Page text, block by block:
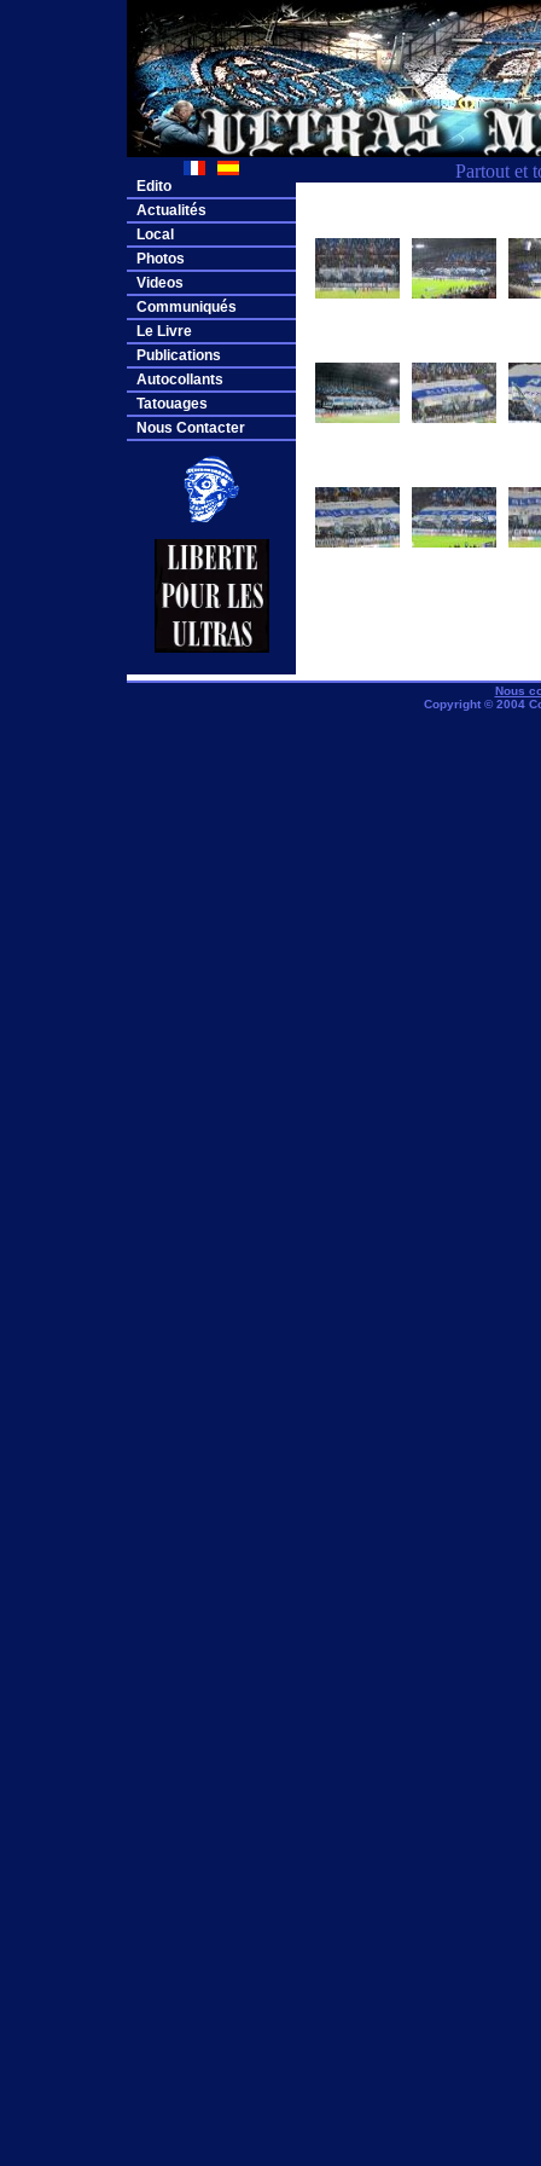
Partout et
Edito
Actualités
Local
Photos
Videos
Communiqués
Le Livre
Publications
Autocollants
Tatouages
Nous Contacter
Nous
Copyright © 2004